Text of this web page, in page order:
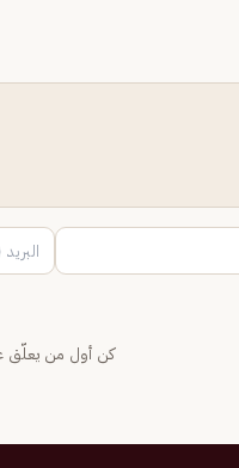
كن أول من يعلّق